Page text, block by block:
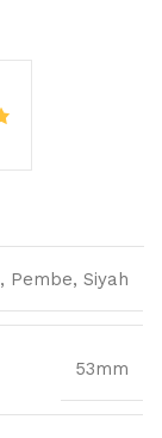
, Pembe, Siyah
53mm